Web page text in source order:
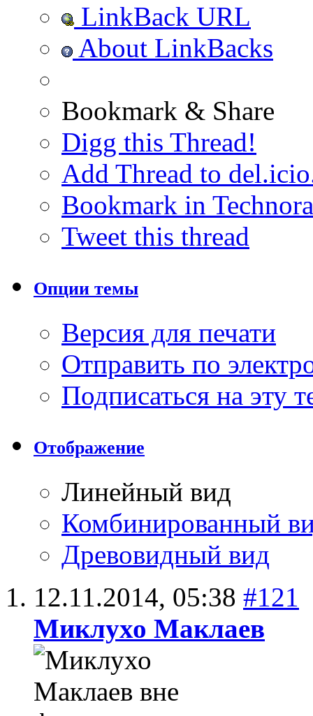
LinkBack URL
About LinkBacks
Bookmark & Share
Digg this Thread!
Add Thread to
Bookmark in
Tweet this thread
Опции темы
Версия для печати
Отправить по
Подписаться на эту
Отображение
Линейный вид
Комбинированный
Древовидный вид
12.11.2014, 05:38 #121
Миклухо Маклаев